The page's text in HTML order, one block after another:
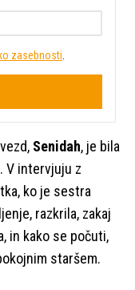
zasebnosti
Senidah, je bila
V intervjuju z
ko je sestra
razkrila, zakaj
in kako se počuti,
staršem.